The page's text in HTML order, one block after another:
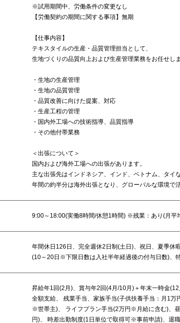
※試用期間中、労働条件の変更なし
【労働契約の期間に関する事項】無期
【仕事内容】
テキスタイルの生産・品質管理担当として、
生地づくりの品質向上および生産管理業務をお任せしま
・生地の生産管理
・生地の品質管理
・品質改善に向けた提案、対応
・生産工程の管理
・国内外工場への技術指導、品質指導
・その他付帯業務
＜出張について＞
国内および海外工場への出張があります。
主な出張先はインドネシア、インド、ベトナム、タイな
年間の約半分は海外出張となり、グローバルな環境で
9:00～18:00(実働8時間/休憩1時間) ※残業：あり(月平
年間休日126日、完全週休2日制(土日)、祝日、夏季休
(10～20日※下限日数は入社半年経過後の付与日数)、
昇給年1回(2月)、賞与年2回(4月/10月)＋年末一時金
全額支給、 残業手当、家族手当(子供扶養手当：月1万
※世帯主)、 ライフプラン手当(2万円※月給に含む)、
円)、 時差出勤制度(1日単位で取得可※事前申請)、退